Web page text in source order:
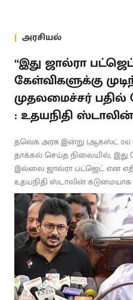
அரசியல்
“இது ஜால்ரா
கேள்விகளுக்கு
முதலமைச்சர்
: உதயநிதி
தவெக அரசு இன்று (ஆகஸ்ட்
தாக்கல் செய்த நிலையில்,
இல்லை ஜால்ரா பட்ஜெட் என
உதயநிதி ஸ்டாலின் கடுமையாக